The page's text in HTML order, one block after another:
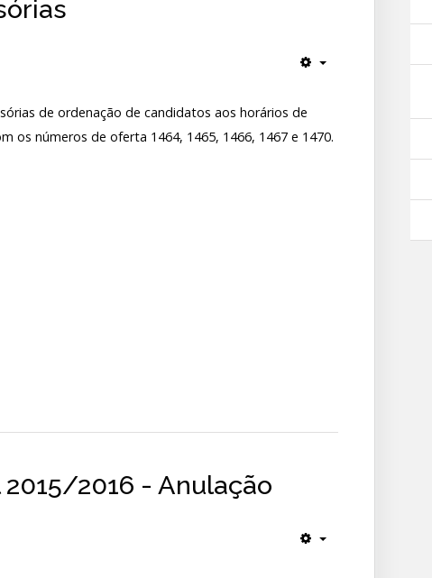
de ordenação de candidatos aos horários de
os números de oferta 1464, 1465, 1466, 1467 e 1470.
2016 - Anulação